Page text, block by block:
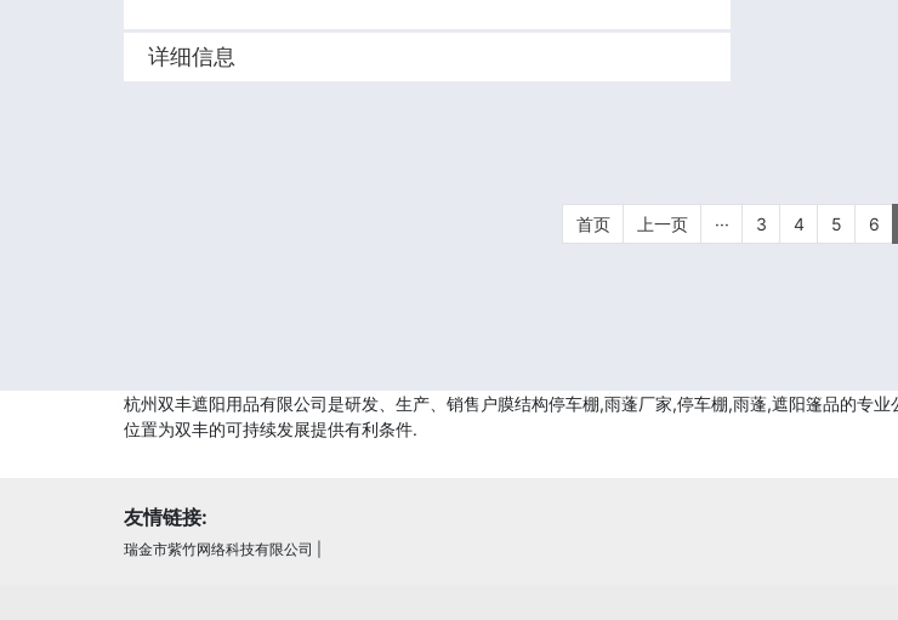
详细信息
首页 上一页 ··· 3 4 5 6
杭州双丰遮阳用品有限公司是研发、生产、销售户膜结构停车棚,雨蓬厂家,停车棚,雨蓬,遮阳篷品的专
位置为双丰的可持续发展提供有利条件.
友情链接:
瑞金市紫竹网络科技有限公司